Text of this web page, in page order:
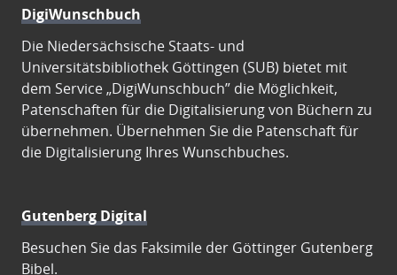
DigiWunschbuch
Die Niedersächsische Staats- und
Universitätsbibliothek Göttingen (SUB) bietet mit
dem Service „DigiWunschbuch” die Möglichkeit,
Patenschaften für die Digitalisierung von Büchern zu
übernehmen. Übernehmen Sie die Patenschaft für
die Digitalisierung Ihres Wunschbuches.
Gutenberg Digital
Besuchen Sie das Faksimile der Göttinger Gutenberg
Bibel.